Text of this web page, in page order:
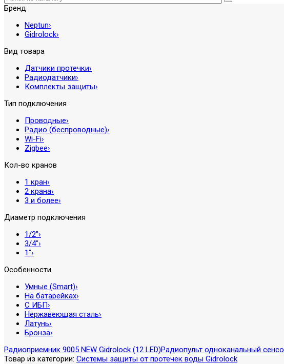
Бренд
Neptun›
Gidrolock›
Вид товара
Датчики протечки›
Радиодатчики›
Комплекты защиты›
Тип подключения
Проводные›
Радио (беспроводные)›
Wi-Fi›
Zigbee›
Кол-во кранов
1 кран›
2 крана›
3 и более›
Диаметр подключения
1/2″›
3/4″›
1″›
Особенности
Умные (Smart)›
На батарейках›
С ИБП›
Нержавеющая сталь›
Латунь›
Бронза›
Радиоприемник 9005 NEW Gidrolock (12 LED)Радиопульт одноканальный
Товар из категории: Системы защиты от протечек воды Gidrolock